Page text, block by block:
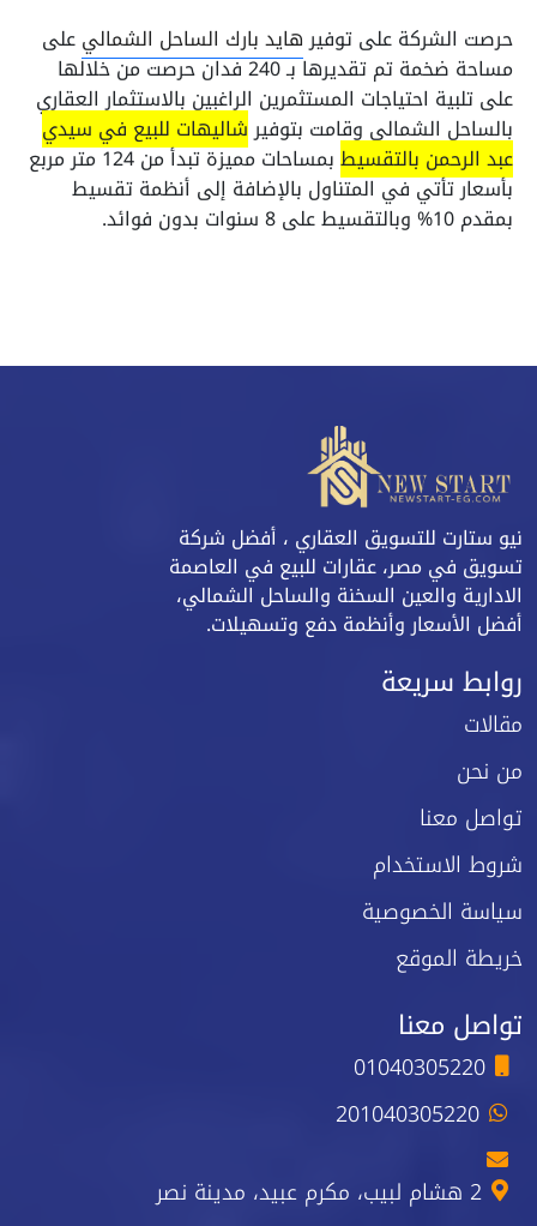
حرصت الشركة على توفيرهايد بارك الساحل الشماليعلى
مساحة ضخمة تم تقديرها بـ 240 فدان حرصت من خلالها
على تلبية احتياجات المستثمرين الراغبين بالاستثمار العقاري
بالساحل الشمالي وقامت بتوفيرشاليهات للبيع في سيدي
عبد الرحمن بالتقسيط
بمساحات مميزة تبدأ من 124 متر مربع
بأسعار تأتي في المتناول بالإضافة إلى أنظمة تقسيط
بمقدم 10% وبالتقسيط على 8 سنوات بدون فوائد.
نيو ستارت للتسويق العقاري ، أفضل شركة
تسويق في مصر، عقارات للبيع في العاصمة
الادارية والعين السخنة والساحل الشمالي،
أفضل الأسعار وأنظمة دفع وتسهيلات.
روابط سريعة
مقالات
من نحن
تواصل معنا
شروط الاستخدام
سياسة الخصوصية
خريطة الموقع
تواصل معنا
01040305220
201040305220
2 هشام لبيب، مكرم عبيد، مدينة نصر